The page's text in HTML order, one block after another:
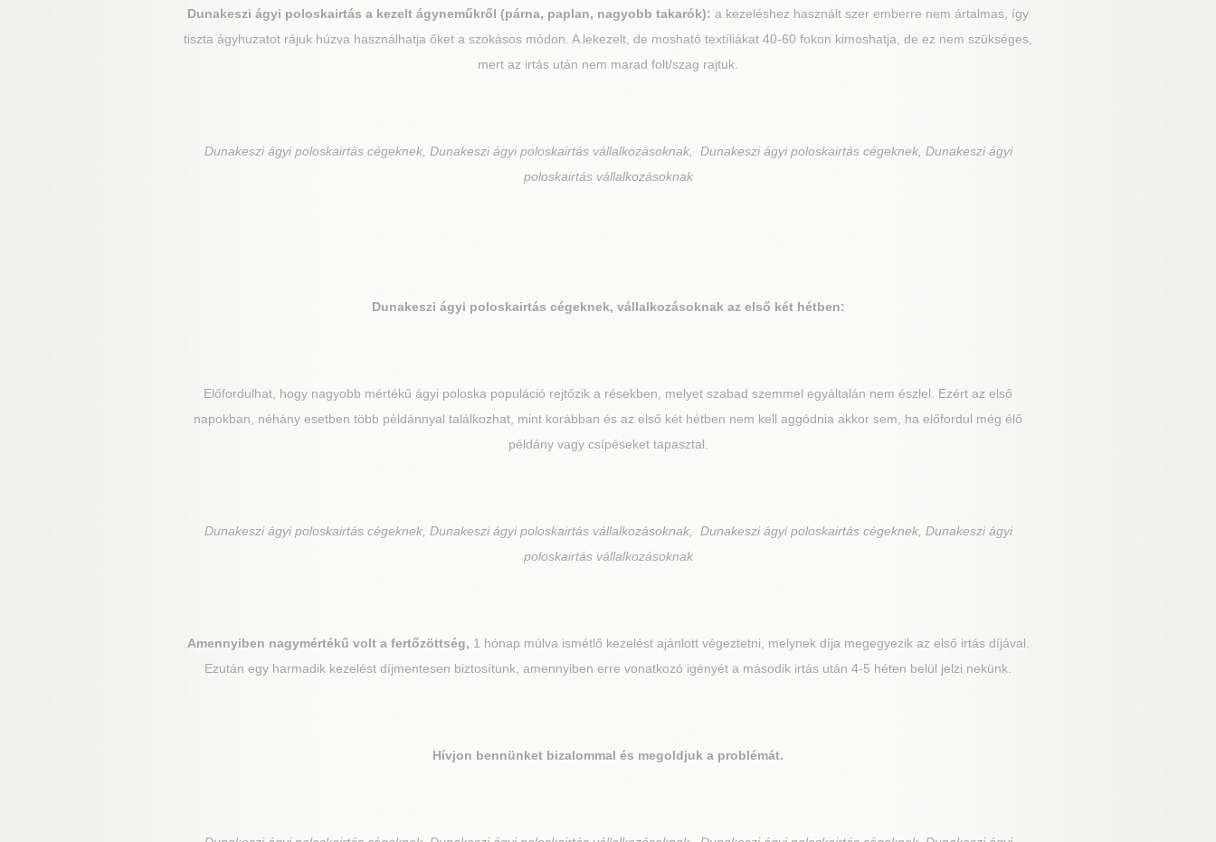
Dunakeszi ágyi poloskairtás a kezelt ágyneműkről (párna, paplan, nagyobb takarók): a kezeléshez használt szer emberre nem ártalmas, így
tiszta ágyhuzatot rájuk húzva használhatja őket a szokásos módon. A lekezelt, de mosható textíliákat 40-60 fokon kimoshatja, de ez nem szükséges,
mert az irtás után nem marad folt/szag rajtuk.
Dunakesziágyi poloskairtás cégeknek, Dunakeszi ágyi poloskairtás vállalkozásoknak, Dunakeszi ágyi poloskairtás cégeknek, Dunakeszi ágyi
poloskairtás vállalkozásoknak
Dunakeszi ágyi poloskairtás cégeknek, vállalkozásoknak az első két hétben:
Előfordulhat, hogy nagyobb mértékű ágyi poloska populáció rejtőzik a résekben, melyet szabad szemmel egyáltalán nem észlel. Ezért az első
napokban, néhány esetben több példánnyal találkozhat, mint korábban és az első két hétben nem kell aggódnia akkor sem, ha előfordul még élő
példány vagy csípéseket tapasztal.
Dunakesziágyi poloskairtás cégeknek, Dunakeszi ágyi poloskairtás vállalkozásoknak, Dunakeszi ágyi poloskairtás cégeknek, Dunakeszi ágyi
poloskairtás vállalkozásoknak
Amennyiben nagymértékű volt a fertőzöttség, 1 hónap múlva ismétlő kezelést ajánlott végeztetni, melynek díja megegyezik az első irtás díjával.
Ezután egy harmadik kezelést díjmentesen biztosítunk, amennyiben erre vonatkozó igényét a második irtás után 4-5 héten belül jelzi nekünk.
Hívjon bennünket bizalommal és megoldjuk a problémát.